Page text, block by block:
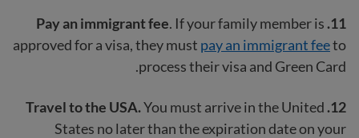
11.
Pay an immigrant fee. If your family member is
approved for a visa, they must pay an immigrant feeto
process their visa and Green Card.
12. Travel to the USA.
You must arrive in the United
States no later than the expiration date on your